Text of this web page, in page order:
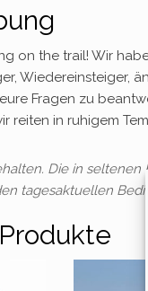
on the trail! Wir
Wiedereinsteiger,
Fragen zu
reiten in ruhigem
Die in
tagesaktuellen